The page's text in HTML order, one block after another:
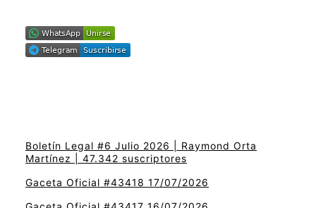
Boletín Legal #6 Julio 2026 | Raymond Orta
Martínez | 47.342 suscriptores
Gaceta Oficial #43418 17/07/2026